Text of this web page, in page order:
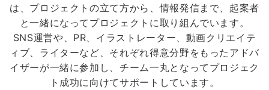
は、プロジェクトの立て方から、情報発信まで、起案者
と一緒になってプロジェクトに取り組んでいます。
SNS運営や、PR、イラストレーター、動画クリエイテ
ィブ、ライターなど、それぞれ得意分野をもったアドバ
イザーが一緒に参加し、チーム一丸となってプロジェク
ト成功に向けてサポートしています。